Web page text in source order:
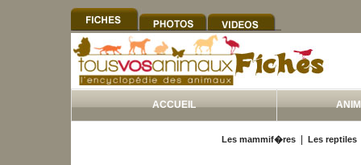
ACCUEIL
Les mammif�res| Les reptiles